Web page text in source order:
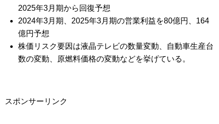
2025年3月期から回復予想
2024年3月期、2025年3月期の営業利益を80億円、164
億円予想
株価リスク要因は液晶テレビの数量変動、自動車生産台
数の変動、原燃料価格の変動などを挙げている。
スポンサーリンク